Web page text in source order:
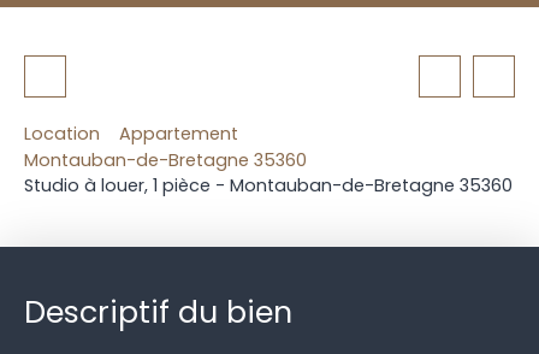
Location
Appartement
Montauban-de-Bretagne 35360
Studio à louer, 1 pièce - Montauban-de-Bretagne 35360
Descriptif du bien